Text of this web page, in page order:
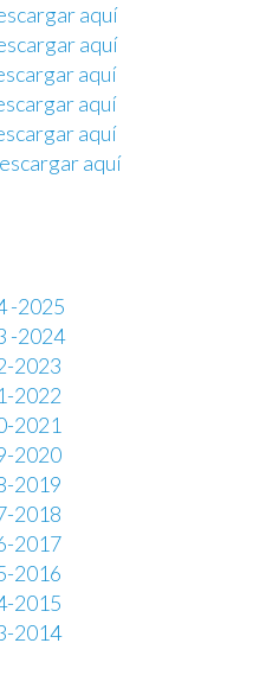
aquí
aquí
aquí
aquí
aquí
aquí
-2025
-2024
2023
2022
2021
2020
2019
2018
2017
2016
2015
2014